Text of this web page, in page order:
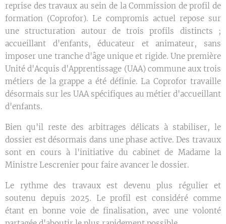
reprise des travaux au sein de la Commission de profil de
formation (Coprofor). Le compromis actuel repose sur
une structuration autour de trois profils distincts ;
accueillant d'enfants, éducateur et animateur, sans
imposer une tranche d'âge unique et rigide. Une première
Unité d'Acquis d'Apprentissage (UAA) commune aux trois
métiers de la grappe a été définie. La Coprofor travaille
désormais sur les UAA spécifiques au métier d'accueillant
d'enfants.
Bien qu'il reste des arbitrages délicats à stabiliser, le
dossier est désormais dans une phase active. Des travaux
sont en cours à l'initiative du cabinet de Madame la
Ministre Lescrenier pour faire avancer le dossier.
Le rythme des travaux est devenu plus régulier et
soutenu depuis 2025. Le profil est considéré comme
étant en bonne voie de finalisation, avec une volonté